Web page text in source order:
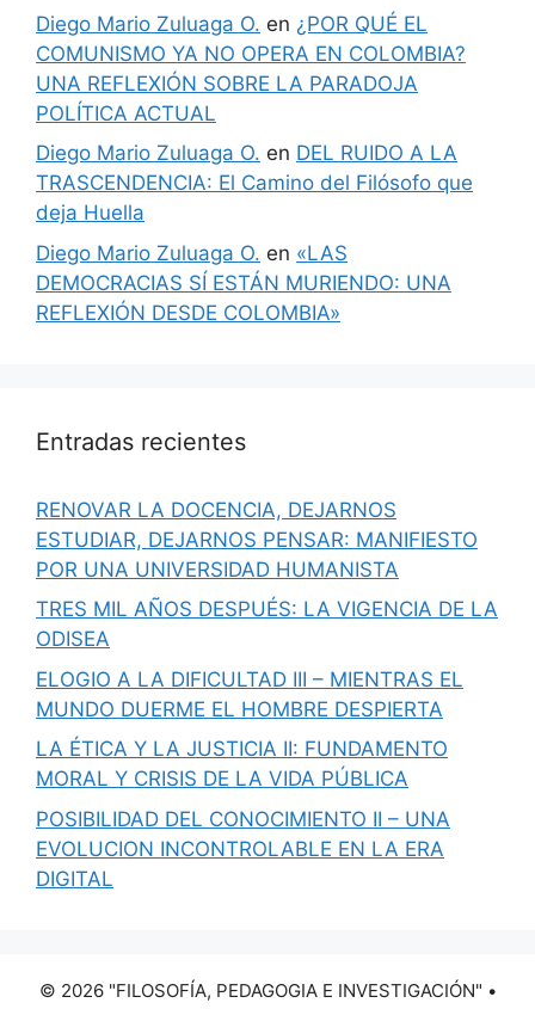
Diego Mario Zuluaga O. en ¿POR QUÉ EL
COMUNISMO YA NO OPERA EN COLOMBIA?
UNA REFLEXIÓN SOBRE LA PARADOJA
POLÍTICA ACTUAL
Diego Mario Zuluaga O. en DEL RUIDO A LA
TRASCENDENCIA: El Camino del Filósofo que
deja Huella
Diego Mario Zuluaga O. en «LAS
DEMOCRACIAS SÍ ESTÁN MURIENDO: UNA
REFLEXIÓN DESDE COLOMBIA»
Entradas recientes
RENOVAR LA DOCENCIA, DEJARNOS
ESTUDIAR, DEJARNOS PENSAR: MANIFIESTO
POR UNA UNIVERSIDAD HUMANISTA
TRES MIL AÑOS DESPUÉS: LA VIGENCIA DE LA
ODISEA
ELOGIO A LA DIFICULTAD III – MIENTRAS EL
MUNDO DUERME EL HOMBRE DESPIERTA
LA ÉTICA Y LA JUSTICIA II: FUNDAMENTO
MORAL Y CRISIS DE LA VIDA PÚBLICA
POSIBILIDAD DEL CONOCIMIENTO II – UNA
EVOLUCION INCONTROLABLE EN LA ERA
DIGITAL
© 2026 "FILOSOFÍA, PEDAGOGIA E INVESTIGACIÓN" •